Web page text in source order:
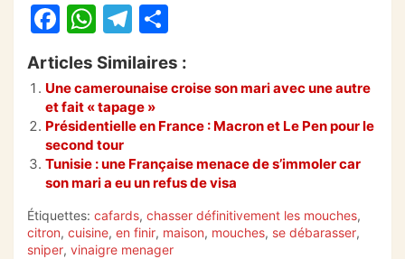
F
a
c
e
b
o
o
k
W
h
at
s
A
p
p
T
el
e
gr
a
m
ta
g
er
Articles Similaires :
Une camerounaise croise son mari avec une autre
et fait « tapage »
Présidentielle en France : Macron et Le Pen pour le
second tour
Tunisie : une Française menace de s’immoler car
son mari a eu un refus de visa
Étiquettes: cafards, chasser définitivement les mouches,
citron, cuisine, en finir, maison, mouches, se débarasser,
sniper, vinaigre menager